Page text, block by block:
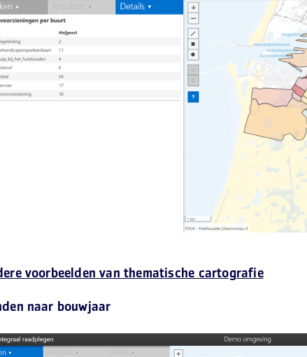
voorbeelden van thematische cartografie
naar bouwjaar